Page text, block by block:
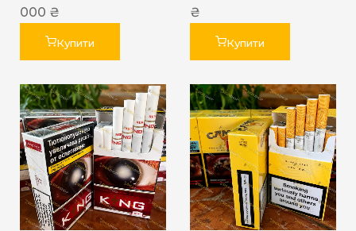
000 ₴
Купити
₴
Купити